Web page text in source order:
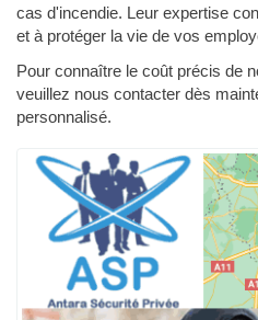
cas d'incendie. Leur expertise
et à protéger la vie de vos
Pour connaître le coût précis de
veuillez nous contacter dès
personnalisé.